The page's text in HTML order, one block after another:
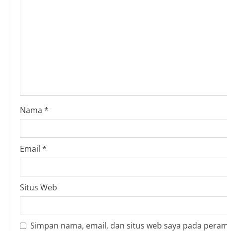
d
i
n
g
Nama *
Email *
Situs Web
Simpan nama, email, dan situs web saya pada